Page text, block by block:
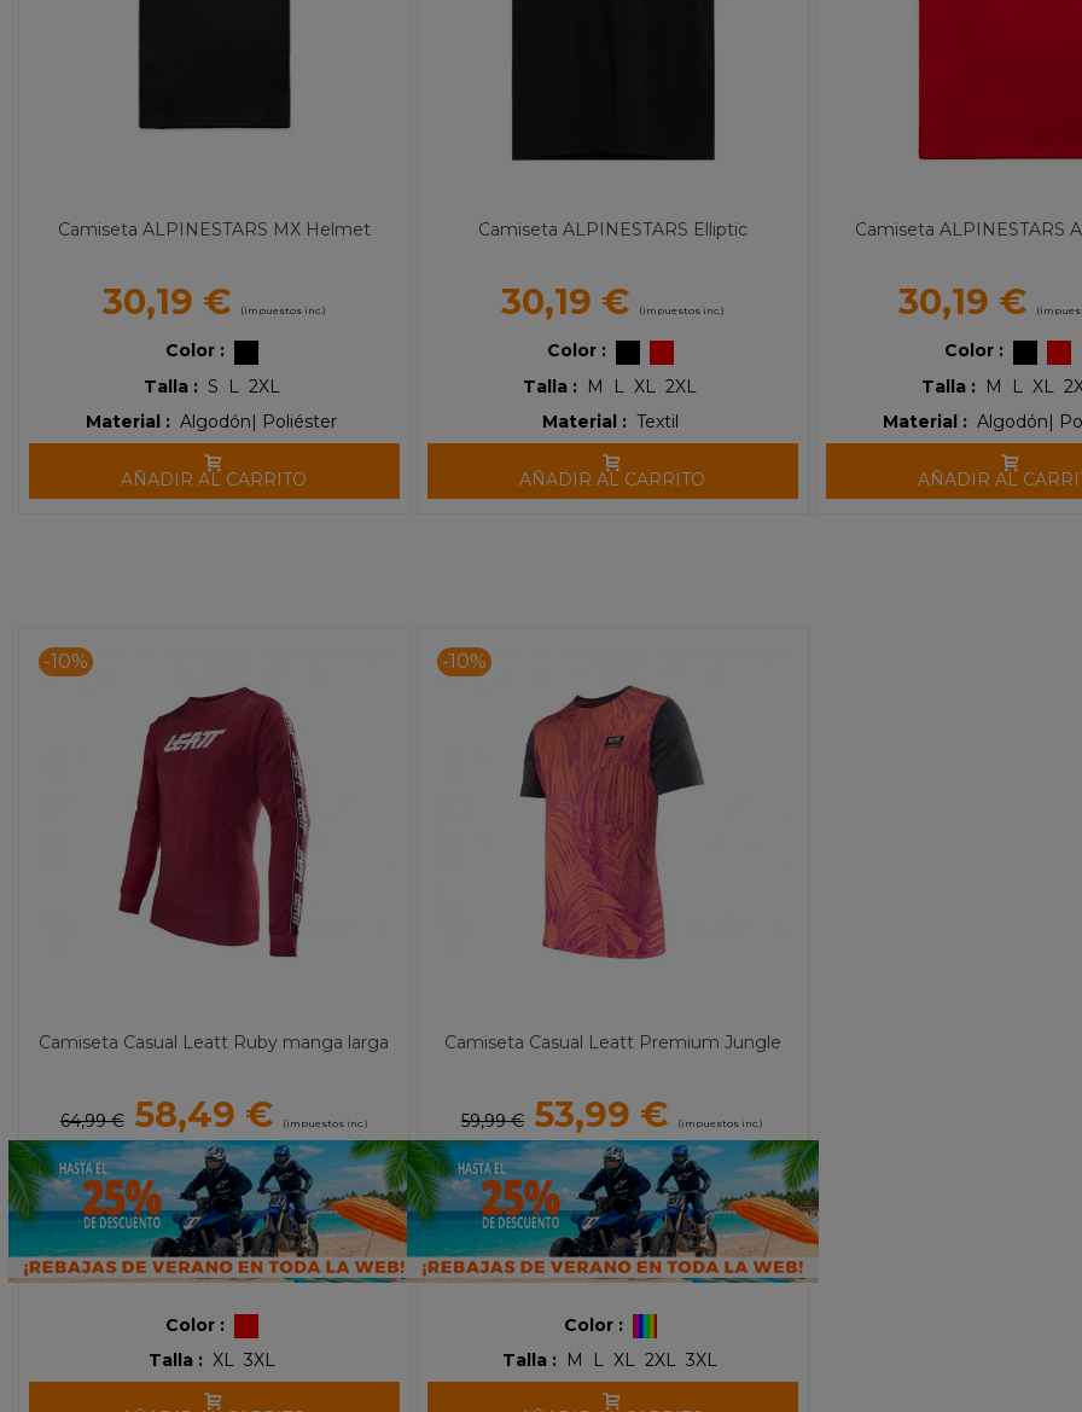
Camiseta ALPINESTARS MX Helmet
30,19 € (impuestos inc.)
Color :
Talla : S L 2XL
Material : Algodón| Poliéster
AÑADIR AL CARRITO
Camiseta ALPINESTARS Elliptic
30,19 € (impuestos inc.)
Color :
Talla :
M L XL 2XL
Material : Textil
AÑADIR AL CARRITO
Camiseta ALPINESTARS
30,19 €
Color :
Talla :
M L XL
Material : Algodón|
AÑADIR AL
-10%
Camiseta Casual Leatt Ruby manga larga
64,99 € 58,49 € (impuestos inc.)
Color :
Talla : XL 3XL
-10%
Camiseta Casual Leatt Premium Jungle
59,99 € 53,99 € (impuestos inc.)
Color :
Talla :
M L XL 2XL 3XL